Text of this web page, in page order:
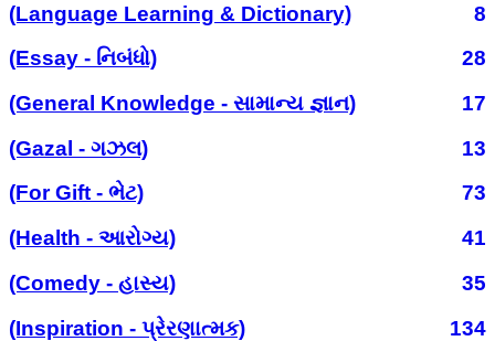
(Language Learning & Dictionary)
8
(Essay - નિબંધો)
28
(General Knowledge - સામાન્ય જ્ઞાન)
17
(Gazal - ગઝલ)
13
(For Gift - ભેટ)
73
(Health - આરોગ્ય)
41
(Comedy - હાસ્ય)
35
(Inspiration - પ્રેરણાત્મક)
134